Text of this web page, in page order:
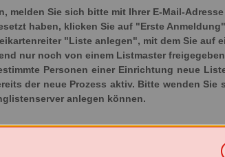
melden Sie sich bitte mit Ihrer E-Mail-
haben, klicken Sie auf "Erste
"Liste anlegen", mit dem Sie auf
nur noch von einem Listmaster
Personen einer Einrichtung neue
der neue Prozess aktiv. Bitte wenden
anlegen können.